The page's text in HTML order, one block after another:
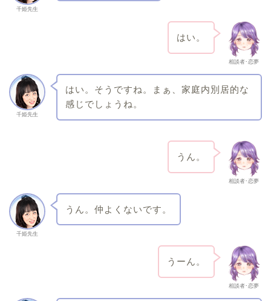
千姫先生
相談者･恋夢
はい。
千姫先生
はい。そうですね。まぁ、家庭内別居的な
感じでしょうね。
相談者･恋夢
うん。
千姫先生
うん。仲よくないです。
相談者･恋夢
うーん。